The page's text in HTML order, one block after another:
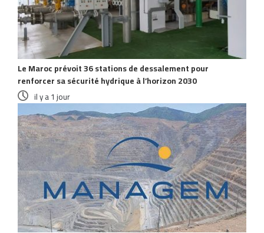
Le Maroc prévoit 36 stations de dessalement pour
renforcer sa sécurité hydrique à l’horizon 2030
il y a 1 jour